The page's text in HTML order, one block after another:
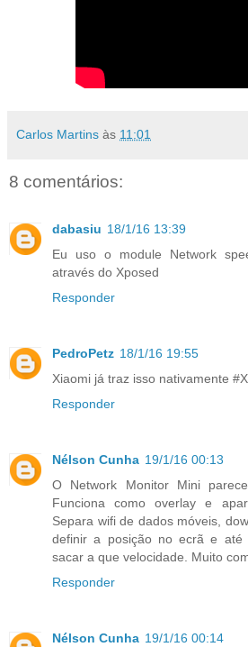
Carlos Martins às 11:01
8 comentários:
dabasiu 18/1/16 13:39
Eu uso o module Network
através do Xposed
Responder
PedroPetz 18/1/16 19:55
Xiaomi já traz isso nativamente
Responder
Nélson Cunha 19/1/16 00:13
O Network Monitor Mini
Funciona como overlay e
Separa wifi de dados móveis,
definir a posição no ecrã e até
sacar a que velocidade. Muito
Responder
Nélson Cunha 19/1/16 00:14